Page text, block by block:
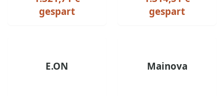
gespart
gespart
E.ON Mainova